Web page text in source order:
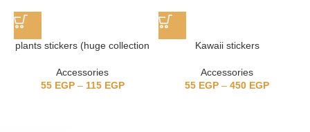
plants stickers (huge collection
Accessories
55 EGP – 115 EGP
Kawaii stickers
Accessories
55 EGP – 450 EGP